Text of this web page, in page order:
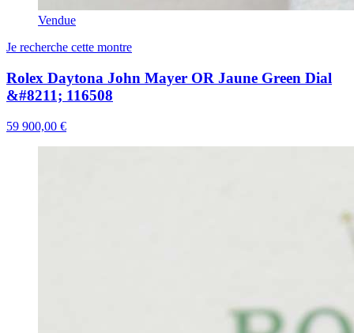
Vendue
Je recherche cette montre
Rolex Daytona John Mayer OR Jaune Green Dial
&#8211; 116508
59 900,00 €